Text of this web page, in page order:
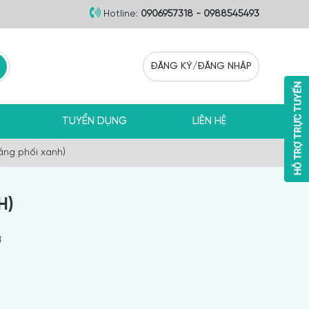
Hotline: 0906957318 - 0988545493
ĐĂNG KÝ/ĐĂNG NHẬP
TUYỂN DỤNG LIÊN HỆ
phối xanh)